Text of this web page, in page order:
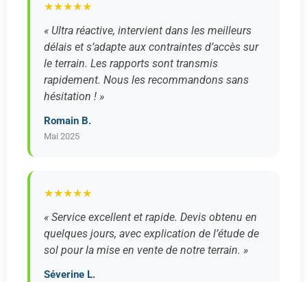
★★★★★
« Ultra réactive, intervient dans les meilleurs
délais et s’adapte aux contraintes d’accès sur
le terrain. Les rapports sont transmis
rapidement. Nous les recommandons sans
hésitation ! »
Romain B.
Mai 2025
★★★★★
« Service excellent et rapide. Devis obtenu en
quelques jours, avec explication de l’étude de
sol pour la mise en vente de notre terrain. »
Séverine L.